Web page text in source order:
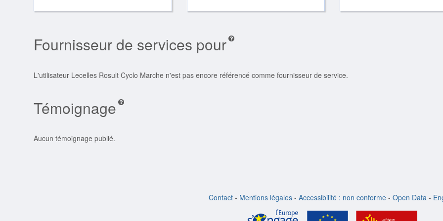
Fournisseur de services pour
L'utilisateur Lecelles Rosult Cyclo Marche n'est pas encore référencé comme fournisseur de service.
Témoignage
Aucun témoignage publié.
Contact - Mentions légales - Accessibilité : non conforme - Open Data -